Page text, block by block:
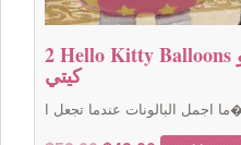
2 Hello Kitty Balloons بالونين هيلو
كيتي
تجعل ا�...